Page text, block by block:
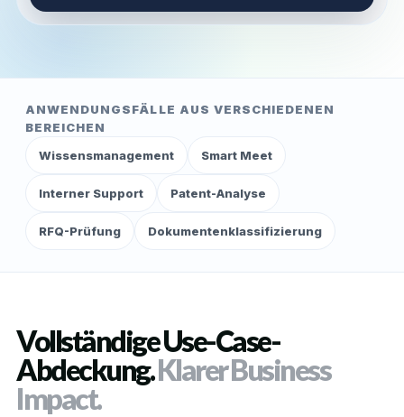
ANWENDUNGSFÄLLE AUS VERSCHIEDENEN
BEREICHEN
Wissensmanagement
Smart Meet
Interner Support Patent-Analyse
RFQ-Prüfung Dokumentenklassifizierung
Vollständige Use-Case-
Abdeckung.Klarer Business
Impact.